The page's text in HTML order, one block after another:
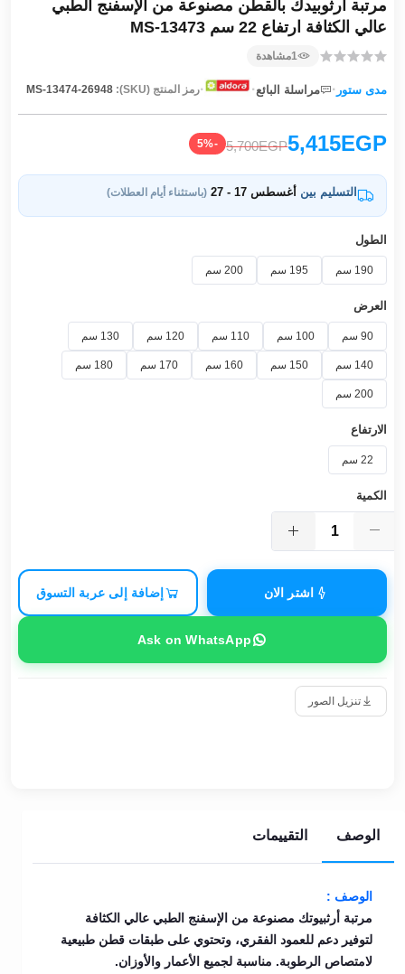
مرتبة ارثوبيدك بالقطن مصنوعة من الإسفنج الطبي
عالي الكثافة ارتفاع 22 سم MS-13473
1مشاهدة
مدى ستور · مراسلة البائع ·
·رمز المنتج (SKU): MS-13474-26948
5,415EGP
5,700EGP
-5%
التسليم بين أغسطس 17 - 27 (باستثناء أيام العطلات)
الطول
190 سم 195 سم 200 سم
العرض
90 سم 100 سم 110 سم 120 سم 130 سم
140 سم 150 سم 160 سم 170 سم 180 سم
200 سم
الارتفاع
22 سم
الكمية
اشتر الان إضافة إلى عربة التسوق
Ask on WhatsApp
تنزيل الصور
الوصف التقييمات
الوصف :
مرتبة أرثبيوتك مصنوعة من الإسفنج الطبي عالي الكثافة
لتوفير دعم للعمود الفقري، وتحتوي على طبقات قطن طبيعية
لامتصاص الرطوبة. مناسبة لجميع الأعمار والأوزان.